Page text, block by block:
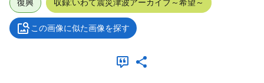
復興 収録:いわて震災津波アーカイブ～希望～
この画像に似た画像を探す